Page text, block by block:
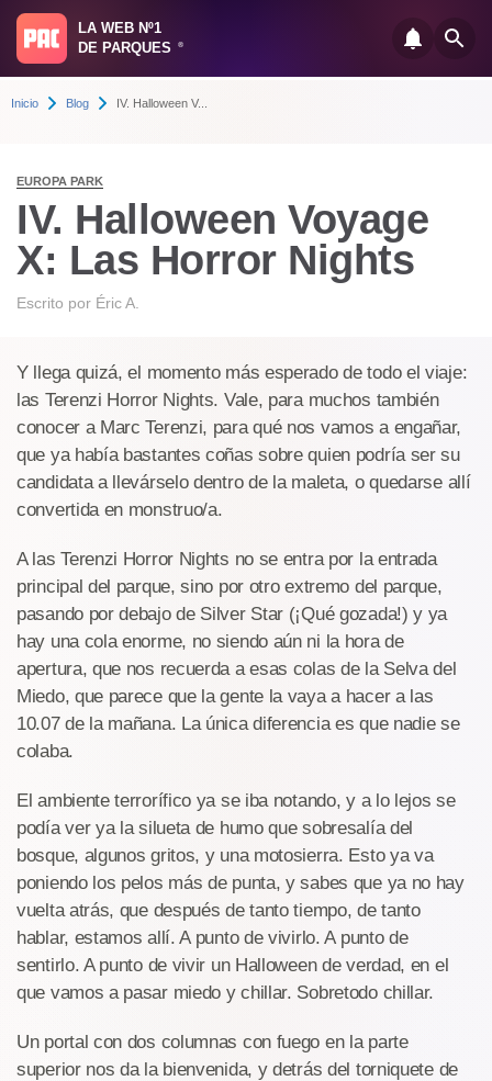
LA WEB Nº1
DE PARQUES
®
Inicio Blog IV. Halloween V...
EUROPA PARK
IV. Halloween Voyage
X: Las Horror Nights
Escrito por Éric A.
Y llega quizá, el momento más esperado de todo el viaje:
las Terenzi Horror Nights. Vale, para muchos también
conocer a Marc Terenzi, para qué nos vamos a engañar,
que ya había bastantes coñas sobre quien podría ser su
candidata a llevárselo dentro de la maleta, o quedarse allí
convertida en monstruo/a.
A las Terenzi Horror Nights no se entra por la entrada
principal del parque, sino por otro extremo del parque,
pasando por debajo de Silver Star (¡Qué gozada!) y ya
hay una cola enorme, no siendo aún ni la hora de
apertura, que nos recuerda a esas colas de la Selva del
Miedo, que parece que la gente la vaya a hacer a las
10.07 de la mañana. La única diferencia es que nadie se
colaba.
El ambiente terrorífico ya se iba notando, y a lo lejos se
podía ver ya la silueta de humo que sobresalía del
bosque, algunos gritos, y una motosierra. Esto ya va
poniendo los pelos más de punta, y sabes que ya no hay
vuelta atrás, que después de tanto tiempo, de tanto
hablar, estamos allí. A punto de vivirlo. A punto de
sentirlo. A punto de vivir un Halloween de verdad, en el
que vamos a pasar miedo y chillar. Sobretodo chillar.
Un portal con dos columnas con fuego en la parte
superior nos da la bienvenida, y detrás del torniquete de